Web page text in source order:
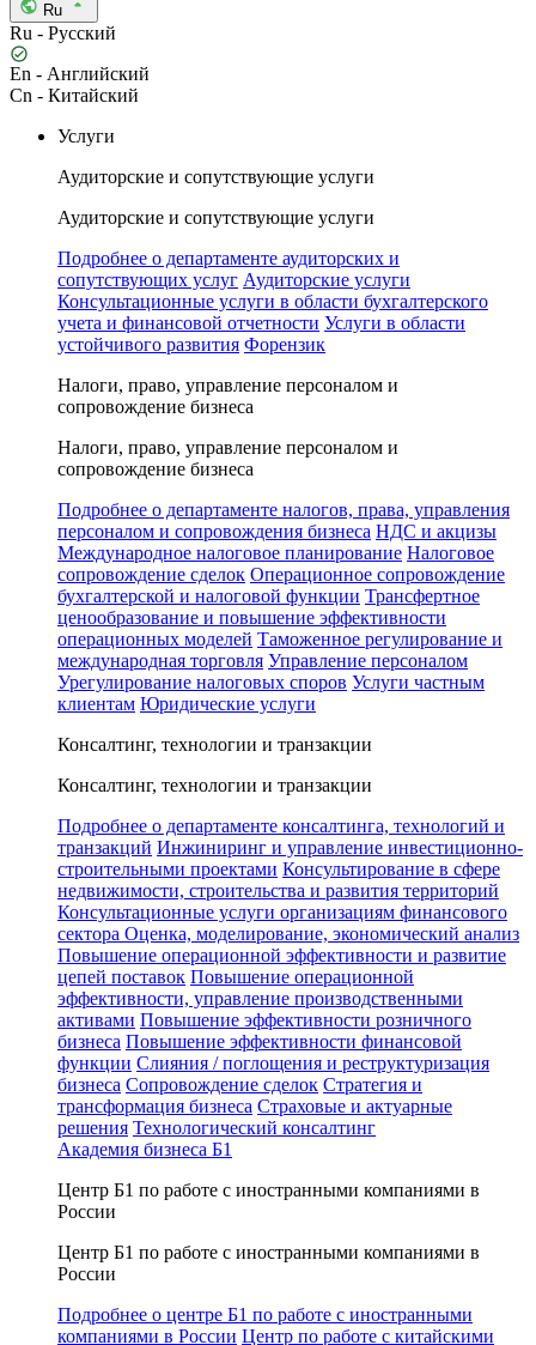
Ru
Ru - Русский
En - Английский
Cn - Китайский
Услуги
Аудиторские и сопутствующие услуги
Аудиторские и сопутствующие услуги
Подробнее о департаменте аудиторских и
сопутствующих услуг Аудиторские услуги
Консультационные услуги в области бухгалтерского
учета и финансовой отчетности Услуги в области
устойчивого развития Форензик
Налоги, право, управление персоналом и
сопровождение бизнеса
Налоги, право, управление персоналом и
сопровождение бизнеса
Подробнее о департаменте налогов, права, управления
персоналом и сопровождения бизнеса НДС и акцизы
Международное налоговое планирование Налоговое
сопровождение сделок Операционное сопровождение
бухгалтерской и налоговой функции Трансфертное
ценообразование и повышение эффективности
операционных моделей Таможенное регулирование и
международная торговля Управление персоналом
Урегулирование налоговых споров Услуги частным
клиентам Юридические услуги
Консалтинг, технологии и транзакции
Консалтинг, технологии и транзакции
Подробнее о департаменте консалтинга, технологий и
транзакций Инжиниринг и управление инвестиционно-
строительными проектами Консультирование в сфере
недвижимости, строительства и развития территорий
Консультационные услуги организациям финансового
сектора Оценка, моделирование, экономический анализ
Повышение операционной эффективности и развитие
цепей поставок Повышение операционной
эффективности, управление производственными
активами Повышение эффективности розничного
бизнеса Повышение эффективности финансовой
функции Слияния / поглощения и реструктуризация
бизнеса Сопровождение сделок Стратегия и
трансформация бизнеса Страховые и актуарные
решения Технологический консалтинг
Академия бизнеса Б1
Центр Б1 по работе с иностранными компаниями в
России
Центр Б1 по работе с иностранными компаниями в
России
Подробнее о центре Б1 по работе с иностранными
компаниями в России Центр по работе с китайскими